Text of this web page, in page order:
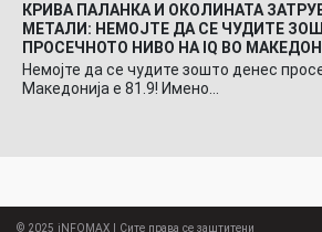
КРИВА ПАЛАНКА И ОКОЛИНАТА
МЕТАЛИ: НЕМОЈТЕ ДА СЕ ЧУДИТЕ
ПРОСЕЧНОТО НИВО НА IQ ВО
Немојте да се чудите зошто денес
Македонија е 81.9! Имено…
© 2025 iNFOMAX | Сите права се заштитени